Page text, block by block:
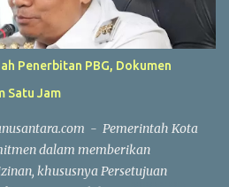
Profesional Salis tersebut, kedua
permainan atraktif. Saling
hingga aksi penyelamatan
membuat pertandingan
Meski bertajuk laga
tinggi nilai sportivitas,
Penerbitan PBG, Dokumen
Satu Jam
- Pemerintah Kota
dalam memberikan
khususnya Persetujuan